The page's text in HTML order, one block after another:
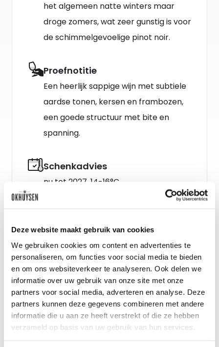
Deze website maakt gebruik van cookies
We gebruiken cookies om content en advertenties te
personaliseren, om functies voor social media te bieden
en om ons websiteverkeer te analyseren. Ook delen we
informatie over uw gebruik van onze site met onze
partners voor social media, adverteren en analyse. Deze
partners kunnen deze gegevens combineren met andere
informatie die u aan ze heeft verstrekt of die ze hebben
verzameld op basis van uw gebruik van hun services.
het algemeen natte winters maar
droge zomers, wat zeer gunstig is voor
de schimmelgevoelige pinot noir.
Proefnotitie
Een heerlijk sappige wijn met subtiele
aardse tonen, kersen en frambozen,
een goede structuur met bite en
spanning.
Schenkadvies
nu tot 2027, 14-16°C
Nieuws & inspiratie in Vineé Vineuse
Alle wijnen direct van de wijnboer